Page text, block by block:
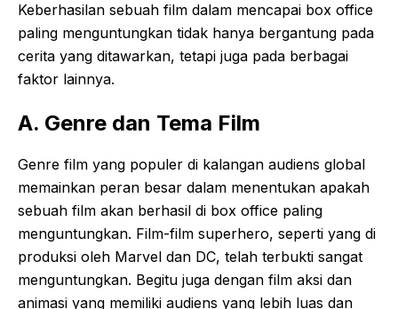
Keberhasilan sebuah film dalam mencapai box office
paling menguntungkan tidak hanya bergantung pada
cerita yang ditawarkan, tetapi juga pada berbagai
faktor lainnya.
A. Genre dan Tema Film
Genre film yang populer di kalangan audiens global
memainkan peran besar dalam menentukan apakah
sebuah film akan berhasil di box office paling
menguntungkan. Film-film superhero, seperti yang di
produksi oleh Marvel dan DC, telah terbukti sangat
menguntungkan. Begitu juga dengan film aksi dan
animasi yang memiliki audiens yang lebih luas dan